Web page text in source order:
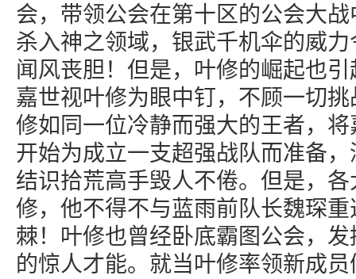
会，带领公会在第十区的公会大
杀入神之领域，银武千机伞的威
闻风丧胆！但是，叶修的崛起也
嘉世视叶修为眼中钉，不顾一切
修如同一位冷静而强大的王者，
开始为成立一支超强战队而准备
结识拾荒高手毁人不倦。但是，
修，他不得不与蓝雨前队长魏琛
棘！叶修也曾经卧底霸图公会，
的惊人才能。就当叶修率领新成